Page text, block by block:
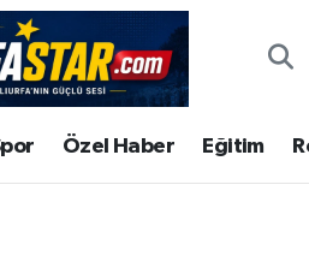
Özel Haber Eğitim
Eczaneler